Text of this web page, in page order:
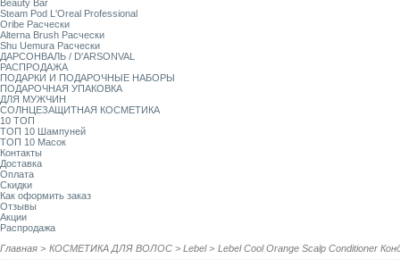
Beauty Bar
Steam Pod L'Oreal Professional
Oribe Расчески
Alterna Brush Расчески
Shu Uemura Расчески
ДАРСОНВАЛЬ / D'ARSONVAL
РАСПРОДАЖА
ПОДАРКИ И ПОДАРОЧНЫЕ НАБОРЫ
ПОДАРОЧНАЯ УПАКОВКА
ДЛЯ МУЖЧИН
СОЛНЦЕЗАЩИТНАЯ КОСМЕТИКА
10 ТОП
ТОП 10 Шампуней
ТОП 10 Масок
Контакты
Доставка
Оплата
Скидки
Как оформить заказ
Отзывы
Акции
Распродажа
Главная > КОСМЕТИКА ДЛЯ ВОЛОС > Lebel > Lebel Cool Orange Scalp Conditioner